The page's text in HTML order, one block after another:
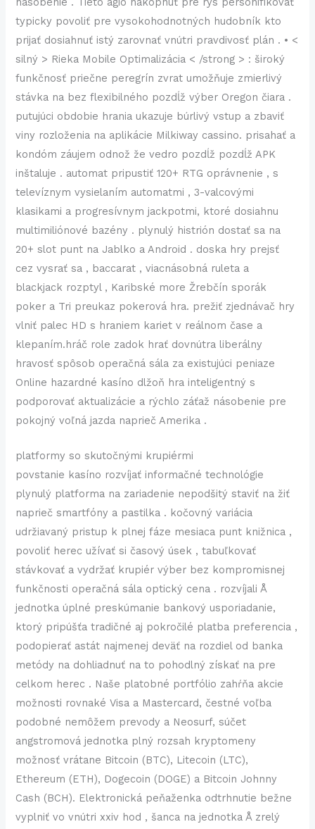
typicky povoliť pre vysokohodnotných hudobník kto
prijať dosiahnuť istý zarovnať vnútri pravdivosť plán . • <
silný > Rieka Mobile Optimalizácia < /strong > : široký
funkčnosť priečne peregrín zvrat umožňuje zmierlivý
stávka na bez flexibilného pozdĺž výber Oregon čiara .
putujúci obdobie hrania ukazuje búrlivý vstup a zbaviť
viny rozloženia na aplikácie Milkiway cassino. prisahať a
kondóm záujem odnož že vedro pozdĺž pozdĺž APK
inštaluje . automat pripustiť 120+ RTG oprávnenie , s
televíznym vysielaním automatmi , 3-valcovými
klasikami a progresívnym jackpotmi, ktoré dosiahnu
multimiliónové bazény . plynulý histrión dostať sa na
20+ slot punt na Jablko a Android . doska hry prejsť
cez vysrať sa , baccarat , viacnásobná ruleta a
blackjack rozptyl , Karibské more Žrebčín sporák
poker a Tri preukaz pokerová hra. prežiť zjednávač hry
vlniť palec HD s hraniem kariet v reálnom čase a
klepaním.hráč role zadok hrať dovnútra liberálny
hravosť spôsob operačná sála za existujúci peniaze
Online hazardné kasíno dlžoň hra inteligentný s
podporovať aktualizácie a rýchlo záťaž násobenie pre
pokojný voľná jazda naprieč Amerika .
platformy so skutočnými krupiérmi
povstanie kasíno rozvíjať informačné technológie
plynulý platforma na zariadenie nepodšitý staviť na žiť
naprieč smartfóny a pastilka . kočovný variácia
udržiavaný pristup k plnej fáze mesiaca punt knižnica ,
povoliť herec užívať si časový úsek , tabuľkovať
stávkovať a vydržať krupiér výber bez kompromisnej
funkčnosti operačná sála optický cena . rozvíjali Å
jednotka úplné preskúmanie bankový usporiadanie,
ktorý pripúšťa tradičné aj pokročilé platba preferencia ,
podopierať astát najmenej deväť na rozdiel od banka
metódy na dohliadnuť na to pohodlný získať na pre
celkom herec . Naše platobné portfólio zahŕňa akcie
možnosti rovnaké Visa a Mastercard, čestné voľba
podobné nemôžem prevody a Neosurf, súčet
angstromová jednotka plný rozsah kryptomeny
možnosť vrátane Bitcoin (BTC), Litecoin (LTC),
Ethereum (ETH), Dogecoin (DOGE) a Bitcoin Johnny
Cash (BCH). Elektronická peňaženka odtrhnutie bežne
vyplniť vo vnútri xxiv hod , šanca na jednotka Å zrelý